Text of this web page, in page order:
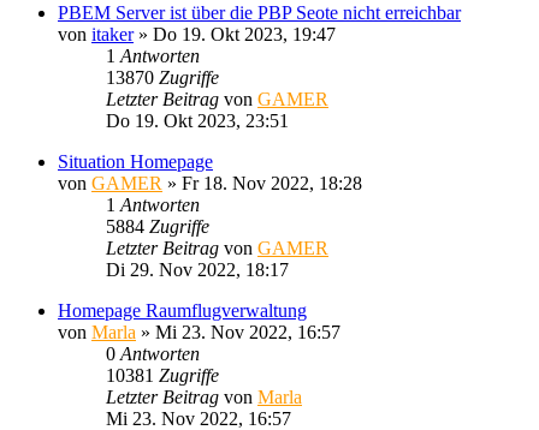
PBEM Server ist über die PBP Seote nicht erreichbar
von itaker» Do 19. Okt 2023, 19:47
1 Antworten
13870 Zugriffe
Letzter Beitrag von GAMER
Do 19. Okt 2023, 23:51
Situation Homepage
von GAMER » Fr 18. Nov 2022, 18:28
1 Antworten
5884 Zugriffe
Letzter Beitrag von GAMER
Di 29. Nov 2022, 18:17
Homepage Raumflugverwaltung
von Marla » Mi 23. Nov 2022, 16:57
0 Antworten
10381 Zugriffe
Letzter Beitrag von Marla
Mi 23. Nov 2022, 16:57